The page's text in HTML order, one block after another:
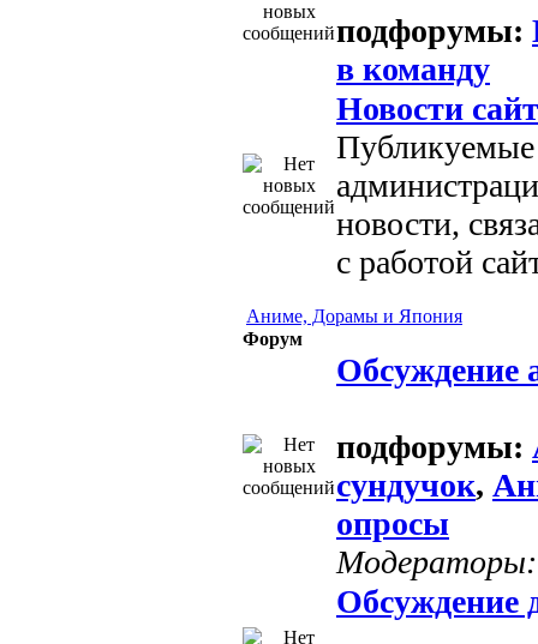
подфорумы:
в команду
Новости
Публикуемые
новости,
с работой
Аниме, Дорамы и Япония
Форум
Обсуждение
подфорумы:
сундучок,
опросы
Обсуждение